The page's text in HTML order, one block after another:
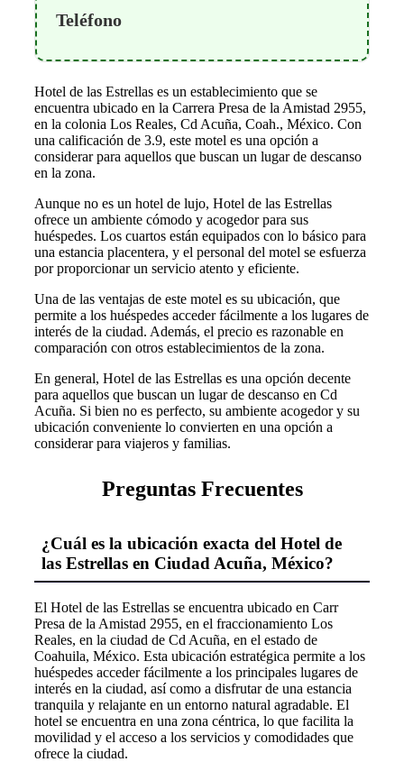
Teléfono
Hotel de las Estrellas es un establecimiento que se
encuentra ubicado en la Carrera Presa de la Amistad 2955,
en la colonia Los Reales, Cd Acuña, Coah., México. Con
una calificación de 3.9, este motel es una opción a
considerar para aquellos que buscan un lugar de descanso
en la zona.
Aunque no es un hotel de lujo, Hotel de las Estrellas
ofrece un ambiente cómodo y acogedor para sus
huéspedes. Los cuartos están equipados con lo básico para
una estancia placentera, y el personal del motel se esfuerza
por proporcionar un servicio atento y eficiente.
Una de las ventajas de este motel es su ubicación, que
permite a los huéspedes acceder fácilmente a los lugares de
interés de la ciudad. Además, el precio es razonable en
comparación con otros establecimientos de la zona.
En general, Hotel de las Estrellas es una opción decente
para aquellos que buscan un lugar de descanso en Cd
Acuña. Si bien no es perfecto, su ambiente acogedor y su
ubicación conveniente lo convierten en una opción a
considerar para viajeros y familias.
Preguntas Frecuentes
¿Cuál es la ubicación exacta del Hotel de
las Estrellas en Ciudad Acuña, México?
El Hotel de las Estrellas se encuentra ubicado en Carr
Presa de la Amistad 2955, en el fraccionamiento Los
Reales, en la ciudad de Cd Acuña, en el estado de
Coahuila, México. Esta ubicación estratégica permite a los
huéspedes acceder fácilmente a los principales lugares de
interés en la ciudad, así como a disfrutar de una estancia
tranquila y relajante en un entorno natural agradable. El
hotel se encuentra en una zona céntrica, lo que facilita la
movilidad y el acceso a los servicios y comodidades que
ofrece la ciudad.